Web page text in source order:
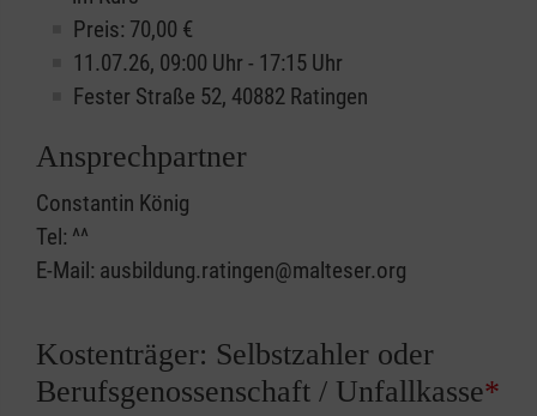
Preis: 70,00 €
11.07.26, 09:00 Uhr - 17:15 Uhr
Fester Straße 52, 40882 Ratingen
Ansprechpartner
Constantin König
Tel: ^^
E-Mail: ausbildung.ratingen@malteser.org
Kostenträger: Selbstzahler oder
Berufsgenossenschaft / Unfallkasse*